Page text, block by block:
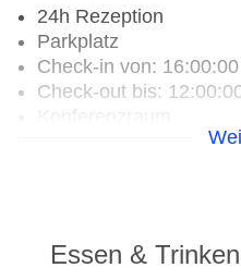
24h Rezeption
Parkplatz
Check-in von: 16:00:00
Check-out bis:
Konferenzraum
Garage: gegen Gebühr
Letzte umfassende
Lift
Essen & Trinken